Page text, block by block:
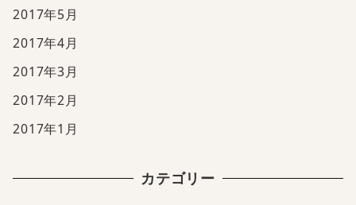
2017年5月
2017年4月
2017年3月
2017年2月
2017年1月
カテゴリー